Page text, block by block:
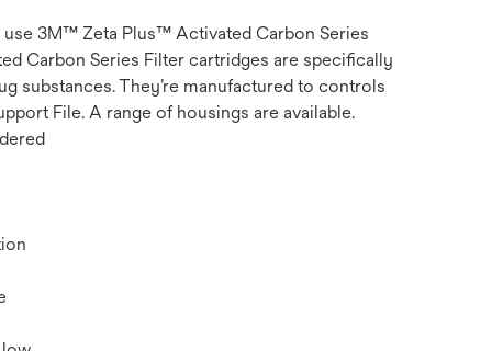
3M™ Zeta Plus™ Activated Carbon Series
Carbon Series Filter cartridges are specifically
substances. They’re manufactured to controls
File. A range of housings are available.